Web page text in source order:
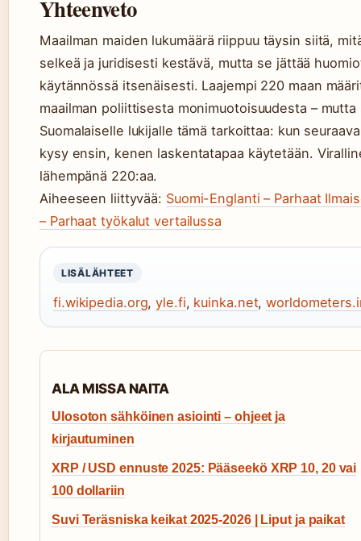
Yhteenveto
Maailman maiden lukumäärä riippuu täysin siitä,
selkeä ja juridisesti kestävä, mutta se jättää
käytännössä itsenäisesti. Laajempi 220 maan
maailman poliittisesta monimuotoisuudesta –
Suomalaiselle lukijalle tämä tarkoittaa: kun
kysy ensin, kenen laskentatapaa käytetään.
lähempänä 220:aa.
Aiheeseen liittyvää: Suomi-Englanti – Parhaat
– Parhaat työkalut vertailussa
LISÄLÄHTEET
fi.wikipedia.org,yle.fi, kuinka.net,
ALA MISSA NAITA
Ulosoton sähköinen asiointi – ohjeet ja
kirjautuminen
XRP / USD ennuste 2025: Pääseekö XRP 10, 20 vai
100 dollariin
Suvi Teräsniska keikat 2025-2026 | Liput ja paikat